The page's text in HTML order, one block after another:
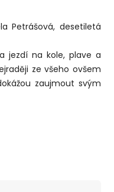
Petrášová, desetiletá
jezdí na kole, plave a
ze všeho ovšem
zaujmout svým